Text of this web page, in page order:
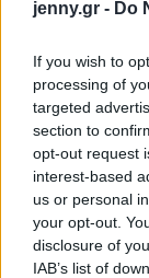
jenny.gr - Do
If you wish to
processing of
targeted
section to
opt-out request
interest-based
us or personal
your opt-out.
disclosure of
IAB’s list of
σειρά
ζώα). Και
δική σας
Κάποια
αφήσετε το
έχετε